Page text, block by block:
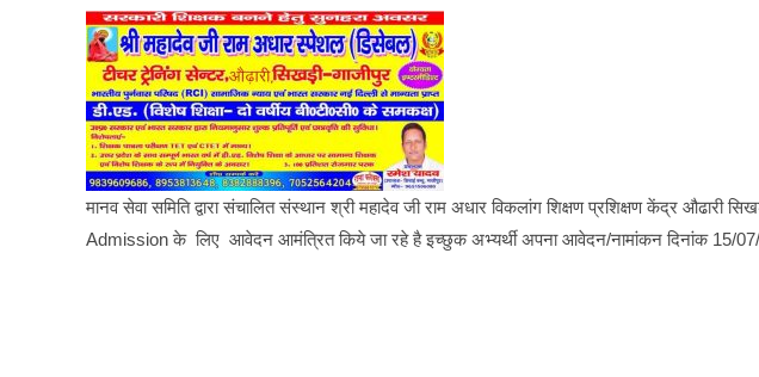
मानव सेवा समिति द्वारा संचालित संस्थान श्री महादेव जी राम अधार विकलांग शिक्षण प्रशिक्षण केंद्र
Admission के लिए आवेदन आमंत्रित किये जा रहे है इच्छुक अभ्यर्थी अपना आवेदन/नामांकन दिनांक 15/